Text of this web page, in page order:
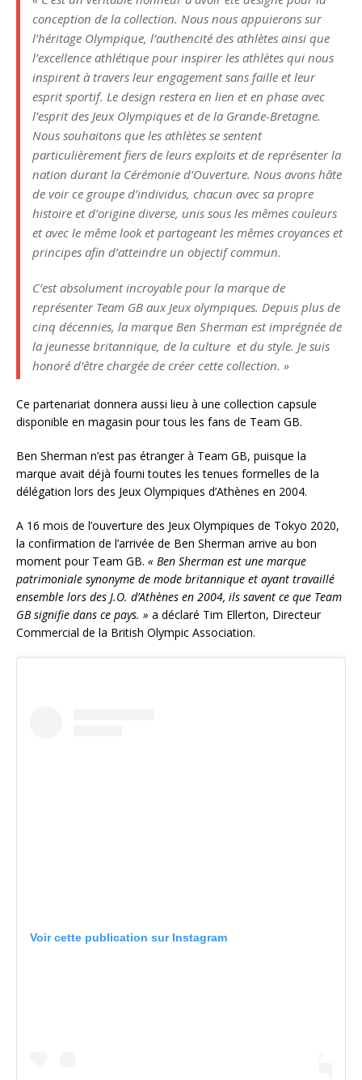
conception de la collection. Nous nous appuierons sur
l’héritage Olympique, l’authencité des athlètes ainsi que
l’excellence athlétique pour inspirer les athlètes qui nous
inspirent à travers leur engagement sans faille et leur
esprit sportif. Le design restera en lien et en phase avec
l’esprit des Jeux Olympiques et de la Grande-Bretagne.
Nous souhaitons que les athlètes se sentent
particulièrement fiers de leurs exploits et de représenter la
nation durant la Cérémonie d’Ouverture. Nous avons hâte
de voir ce groupe d’individus, chacun avec sa propre
histoire et d’origine diverse, unis sous les mêmes couleurs
et avec le même look et partageant les mêmes croyances et
principes afin d’atteindre un objectif commun.
C’est absolument incroyable pour la marque de
représenter Team GB aux Jeux olympiques. Depuis plus de
cinq décennies, la marque Ben Sherman est imprégnée de
la jeunesse britannique, de la culture et du style. Je suis
honoré d’être chargée de créer cette collection. »
Ce partenariat donnera aussi lieu à une collection capsule
disponible en magasin pour tous les fans de Team GB.
Ben Sherman n’est pas étranger à Team GB, puisque la
marque avait déjà fourni toutes les tenues formelles de la
délégation lors des Jeux Olympiques d’Athènes en 2004.
A 16 mois de l’ouverture des Jeux Olympiques de Tokyo 2020,
la confirmation de l’arrivée de Ben Sherman arrive au bon
moment pour Team GB. « Ben Sherman est une marque
patrimoniale synonyme de mode britannique et ayant travaillé
ensemble lors des J.O. d’Athènes en 2004, ils savent ce que Team
GB signifie dans ce pays. » a déclaré Tim Ellerton, Directeur
Commercial de la British Olympic Association.
Voir cette publication sur Instagram